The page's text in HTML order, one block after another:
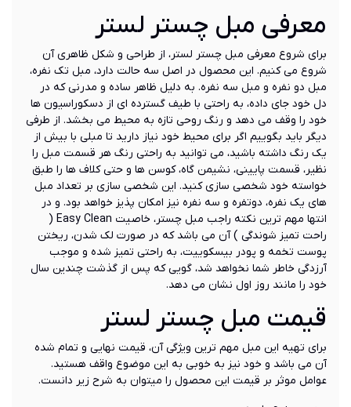
معرفی مبل چستر لستر
برای شروع معرفی مبل چستر لستر، از طراحی و شکل ظاهری آن
شروع می کنیم. این محصول در اصل سه حالت دارد، مبل تک نفره،
مبل دو نفره و مبل سه نفره. به دلیل ظاهر ساده و مدرنی که در
دل خود جای داده، به راحتی با طیف گسترده ای از دسکوراسیون ها
خود را وقف می دهد و رنگ روحی تازه به محیط می بخشد. از طرفی
دیگر باید بگوییم اگر برای محیط خود نیاز دارید تا مبلی با بیش از
یک رنگ داشته باشید، می توانید به راحتی رنگ هر قسمت مبل را
نظیر، قسمت پایینی، نشیمن گاه، کوسن ها و حتی کلاف ها را طبق
خواسته خود شخصی سازی کنید. این شخصی سازی بر تعداد مبل
های یک نفره، دوتفره و سه نفره نیز امکان پذیز خواهد بود. و در
انتها مهم ترین نکته راجب مبل چستر، خاصیت Easy Clean (
راحت تمیز شوندگی ) آن می باشد که در صورت لک شدن، ریختن
پوست تخمه و پودر بیسکوییت، به راحتی تمیز شده و موجب
آرزدگی خاطر شما نخواهد شد، گویی که پس از گذشت چندین سال
خود را مانند روز اول نشان می دهد.
قیمت مبل چستر لستر
برای تهیه این مبل مهم ترین ویژگی آن، قیمت نهایی و تمام شده
آن می باشد و خود نیز به خوبی به این موضوع واقف هستید.
عوامل موثر بر قیمت این محصول را میتوان به شرح زیر دانست.